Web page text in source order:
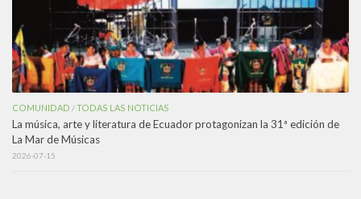
COMUNIDAD /TODAS LAS NOTICIAS
La música, arte y literatura de Ecuador protagonizan la 31ª edición de
La Mar de Músicas
2026-07-15